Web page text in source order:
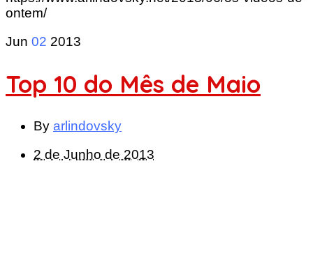
ontem/
Jun 02 2013
Top 10 do Mês de Maio
By arlindovsky
2 de Junho de 2013